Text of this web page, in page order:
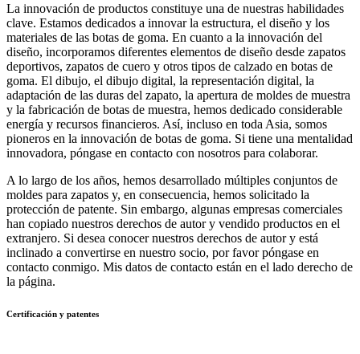
La innovación de productos constituye una de nuestras habilidades
clave. Estamos dedicados a innovar la estructura, el diseño y los
materiales de las botas de goma. En cuanto a la innovación del
diseño, incorporamos diferentes elementos de diseño desde zapatos
deportivos, zapatos de cuero y otros tipos de calzado en botas de
goma. El dibujo, el dibujo digital, la representación digital, la
adaptación de las duras del zapato, la apertura de moldes de muestra
y la fabricación de botas de muestra, hemos dedicado considerable
energía y recursos financieros. Así, incluso en toda Asia, somos
pioneros en la innovación de botas de goma. Si tiene una mentalidad
innovadora, póngase en contacto con nosotros para colaborar.
A lo largo de los años, hemos desarrollado múltiples conjuntos de
moldes para zapatos y, en consecuencia, hemos solicitado la
protección de patente. Sin embargo, algunas empresas comerciales
han copiado nuestros derechos de autor y vendido productos en el
extranjero. Si desea conocer nuestros derechos de autor y está
inclinado a convertirse en nuestro socio, por favor póngase en
contacto conmigo. Mis datos de contacto están en el lado derecho de
la página.
Certificación y patentes